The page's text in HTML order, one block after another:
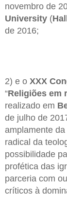
novembro de
University (
de 2016;
2) e o XXX
“Religiões em
realizado em
de julho de
amplamente
radical da
possibilidade
profética das
parceria com
críticos à